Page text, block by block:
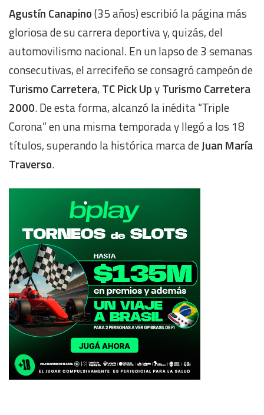
Agustín Canapino(35 años) escribió la página más
gloriosa de su carrera deportiva y, quizás, del
automovilismo nacional. En un lapso de 3 semanas
consecutivas, el arrecifeño se consagró campeón de
Turismo Carretera, TC Pick UpyTurismo Carretera
2000. De esta forma, alcanzó la inédita “Triple
Corona” en una misma temporada y llegó a los 18
títulos, superando la histórica marca deJuan María
Traverso.